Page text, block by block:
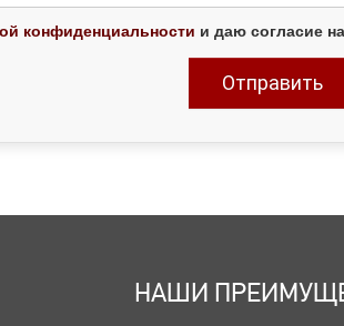
конфиденциальности и даю согласие
НАШИ